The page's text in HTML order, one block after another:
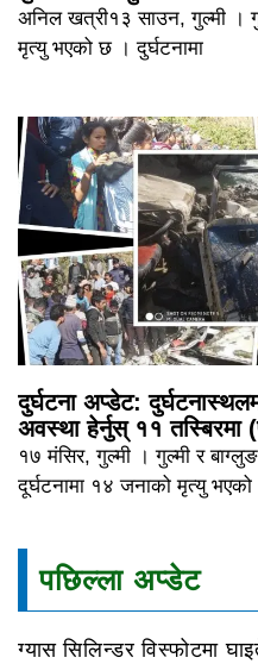
अनिल खत्री१३ साउन, गुल्मी ।
मृत्यु भएको छ । दुर्घटनामा
दुर्घटना अप्डेट:
अवस्था हेर्नुस् ११ तस्बिरमा
१७ मंसिर, गुल्मी । गुल्मी र
दूर्घटनामा १४ जनाको मृत्यु भएको
पछिल्ला अप्डेट
ग्यास सिलिन्डर विस्फोटमा